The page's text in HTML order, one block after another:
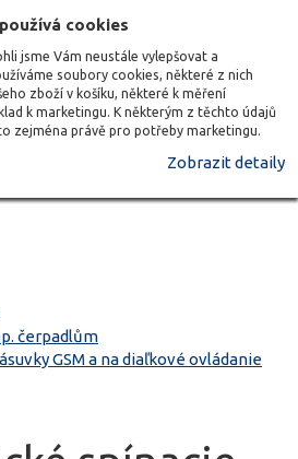
cookies
jsme Vám neustále vylepšovat a
soubory cookies, některé z nich
zboží v košíku, některé k měření
k marketingu. K některým z těchto údajů
zejména právě pro potřeby marketingu.
Zobrazit detaily
čerpadlům
GSM a na diaľkové ovládanie